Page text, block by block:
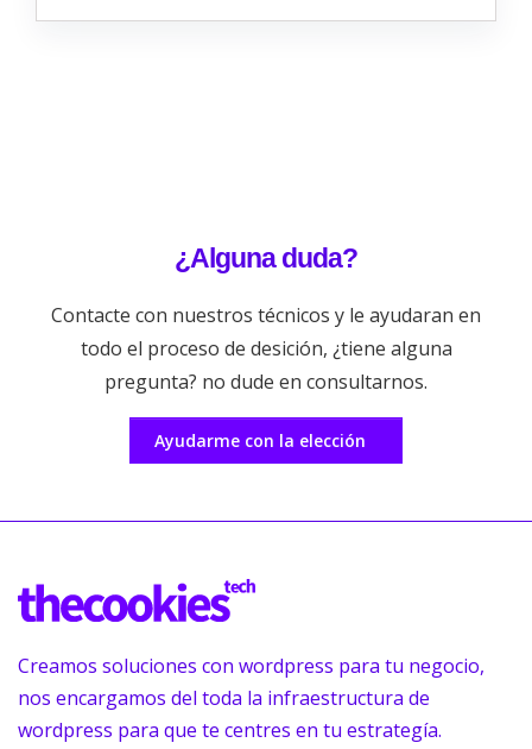
¿Alguna duda?
Contacte con nuestros técnicos y le ayudaran en
todo el proceso de desición, ¿tiene alguna
pregunta? no dude en consultarnos.
Ayudarme con la elección
Creamos soluciones con wordpress para tu negocio,
nos encargamos del toda la infraestructura de
wordpress para que te centres en tu estrategía.